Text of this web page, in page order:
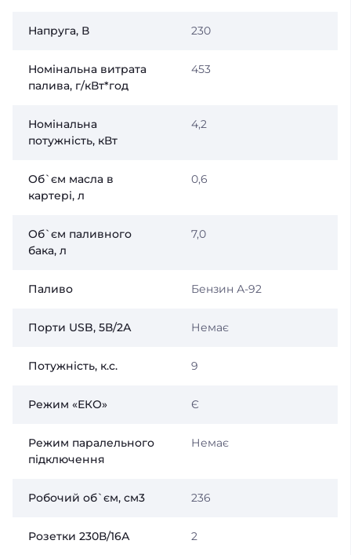
Напруга, В 230
Номінальна витрата
палива, г/кВт*год
453
Номінальна
потужність, кВт
4,2
Об`єм масла в
картері, л
0,6
Об`єм паливного
бака, л
7,0
Паливо Бензин А-92
Порти USB, 5В/2А Немає
Потужність, к.с. 9
Режим «ЕКО» Є
Режим паралельного
підключення
Немає
Робочий об`єм, см3 236
Розетки 230В/16А 2